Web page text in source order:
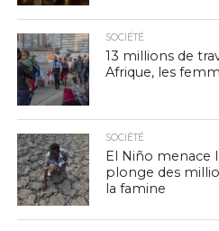
SOCIÉTÉ
13 millions de
Afrique, les
SOCIÉTÉ
El Niño menace
plonge des
la famine